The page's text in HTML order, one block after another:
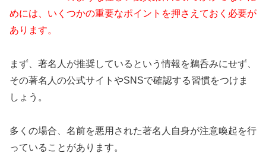
めには、いくつかの重要なポイントを押さえておく必要が
あります。
まず、著名人が推奨しているという情報を鵜呑みにせず、
その著名人の公式サイトやSNSで確認する習慣をつけま
しょう。
多くの場合、名前を悪用された著名人自身が注意喚起を行
っていることがあります。